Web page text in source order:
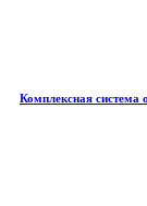
Комплексная